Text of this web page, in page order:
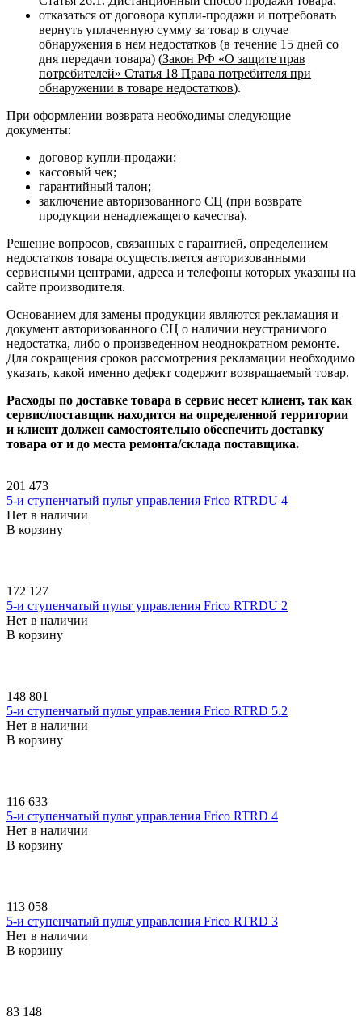
отказаться от договора купли-продажи и потребовать
вернуть уплаченную сумму за товар в случае
обнаружения в нем недостатков (в течение 15 дней со
дня передачи товара) (Закон РФ «О защите прав
потребителей» Статья 18 Права потребителя при
обнаружении в товаре недостатков).
При оформлении возврата необходимы следующие
документы:
договор купли-продажи;
кассовый чек;
гарантийный талон;
заключение авторизованного СЦ (при возврате
продукции ненадлежащего качества).
Решение вопросов, связанных с гарантией, определением
недостатков товара осуществляется авторизованными
сервисными центрами, адреса и телефоны которых указаны на
сайте производителя.
Основанием для замены продукции являются рекламация и
документ авторизованного СЦ о наличии неустранимого
недостатка, либо о произведенном неоднократном ремонте.
Для сокращения сроков рассмотрения рекламации необходимо
указать, какой именно дефект содержит возвращаемый товар.
Расходы по доставке товара в сервис несет клиент, так как
сервис/поставщик находится на определенной территории
и клиент должен самостоятельно обеспечить доставку
товара от и до места ремонта/склада поставщика.
201 473
5-и ступенчатый пульт управления Frico RTRDU 4
Нет в наличии
В корзину
172 127
5-и ступенчатый пульт управления Frico RTRDU 2
Нет в наличии
В корзину
148 801
5-и ступенчатый пульт управления Frico RTRD 5.2
Нет в наличии
В корзину
116 633
5-и ступенчатый пульт управления Frico RTRD 4
Нет в наличии
В корзину
113 058
5-и ступенчатый пульт управления Frico RTRD 3
Нет в наличии
В корзину
83 148